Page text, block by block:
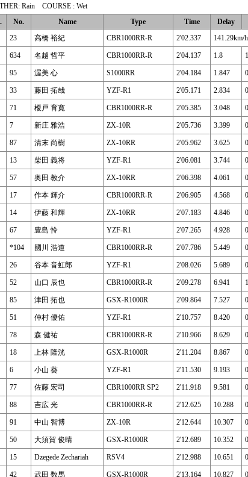
Rain COURSE : Wet
No. Name Type Time Delay
23 高橋 裕紀 CBR1000RR-R 2'02.337 141.29km/h
634 名越 哲平 CBR1000RR-R 2'04.137 1.8
95 渥美 心 S1000RR 2'04.184 1.847
33 藤田 拓哉 YZF-R1 2'05.171 2.834
71 榎戸 育寛 CBR1000RR-R 2'05.385 3.048
7 新庄 雅浩 ZX-10R 2'05.736 3.399
87 清末 尚樹 ZX-10RR 2'05.962 3.625
13 柴田 義将 YZF-R1 2'06.081 3.744
57 奥田 教介 ZX-10RR 2'06.398 4.061
17 作本 輝介 CBR1000RR-R 2'06.905 4.568
14 伊藤 和輝 ZX-10RR 2'07.183 4.846
67 豊島 怜 YZF-R1 2'07.265 4.928
*104 國川 浩道 CBR1000RR-R 2'07.786 5.449
26 谷本 音虹郎 YZF-R1 2'08.026 5.689
52 山口 辰也 CBR1000RR-R 2'09.278 6.941
85 津田 拓也 GSX-R1000R 2'09.864 7.527
51 仲村 優佑 YZF-R1 2'10.757 8.420
78 森 健祐 CBR1000RR-R 2'10.966 8.629
18 上林 隆洸 GSX-R1000R 2'11.204 8.867
6 小山 葵 YZF-R1 2'11.530 9.193
77 佐藤 宏司 CBR1000RR SP2 2'11.918 9.581
88 吉広 光 CBR1000RR-R 2'12.625 10.288
91 中山 智博 ZX-10R 2'12.644 10.307
50 大須賀 俊晴 GSX-R1000R 2'12.689 10.352
15 Dzegede Zechariah RSV4 2'12.988 10.651
42 武田 数馬 GSX-R1000R 2'13.164 10.827